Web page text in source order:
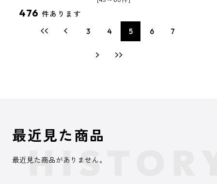
476 件あります
3 4 5 6 7
最近見た商品
最近見た商品がありません。